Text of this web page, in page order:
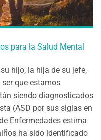
para la Salud Mental
hijo, la hija de su jefe,
que estamos
siendo diagnosticados
(ASD por sus siglas en
Enfermedades estima
ha sido identificado